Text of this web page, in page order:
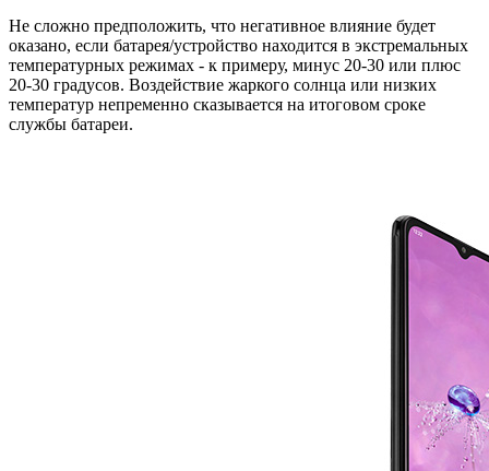
Не сложно предположить, что негативное влияние будет
оказано, если батарея/устройство находится в экстремальных
температурных режимах - к примеру, минус 20-30 или плюс
20-30 градусов. Воздействие жаркого солнца или низких
температур непременно сказывается на итоговом сроке
службы батареи.